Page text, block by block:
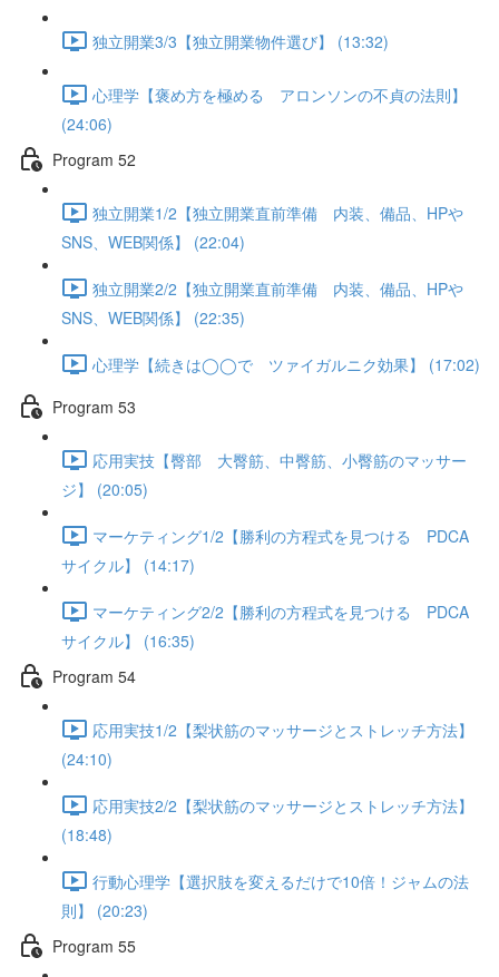
独立開業3/3【独立開業物件選び】 (13:32)
心理学【褒め方を極める アロンソンの不貞の法則】
(24:06)
Program 52
独立開業1/2【独立開業直前準備 内装、備品、HPや
SNS、WEB関係】 (22:04)
独立開業2/2【独立開業直前準備 内装、備品、HPや
SNS、WEB関係】 (22:35)
心理学【続きは◯◯で ツァイガルニク効果】 (17:02)
Program 53
応用実技【臀部 大臀筋、中臀筋、小臀筋のマッサー
ジ】 (20:05)
マーケティング1/2【勝利の方程式を見つける PDCA
サイクル】 (14:17)
マーケティング2/2【勝利の方程式を見つける PDCA
サイクル】 (16:35)
Program 54
応用実技1/2【梨状筋のマッサージとストレッチ方法】
(24:10)
応用実技2/2【梨状筋のマッサージとストレッチ方法】
(18:48)
行動心理学【選択肢を変えるだけで10倍！ジャムの法
則】 (20:23)
Program 55